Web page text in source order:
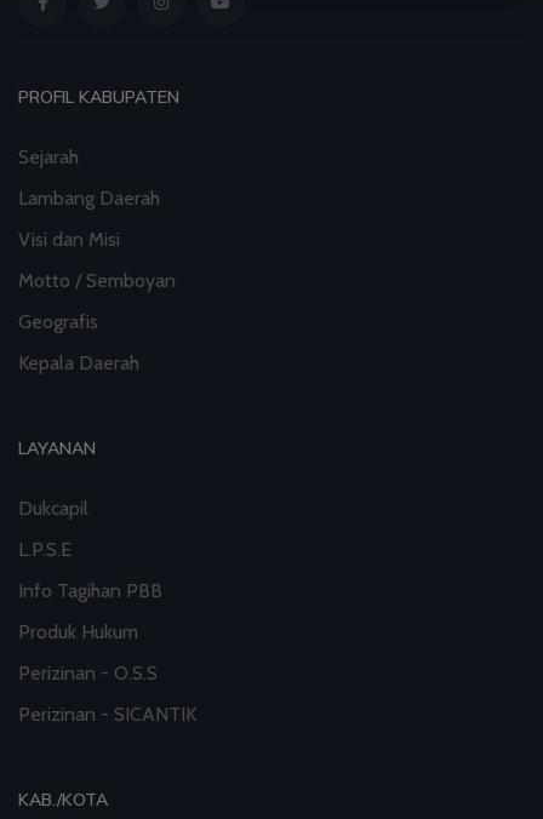
PROFIL KABUPATEN
Sejarah
Lambang Daerah
Visi dan Misi
Motto / Semboyan
Geografis
Kepala Daerah
LAYANAN
Dukcapil
L.P.S.E
Info Tagihan PBB
Produk Hukum
Perizinan - O.S.S
Perizinan - SICANTIK
KAB./KOTA